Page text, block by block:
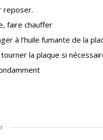
reposer.
faire chauffer
à l’huile fumante de la
la plaque si